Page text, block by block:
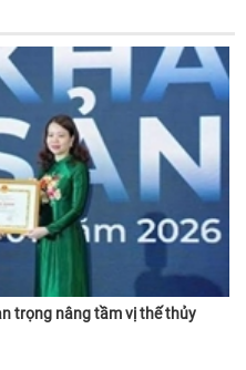
trọng nâng tầm vị thế thủy